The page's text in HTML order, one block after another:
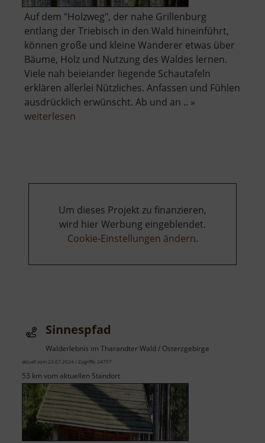
Auf dem "Holzweg", der nahe Grillenburg
entlang der Triebisch in den Wald hineinführt,
können große und kleine Wanderer etwas über
Bäume, Holz und Nutzung des Waldes lernen.
Viele nah beieiander liegende Schautafeln
erklären allerlei Nützliches. Anfassen und Fühlen
ausdrücklich erwünscht. Ab und an .. »
weiterlesen
Um dieses Projekt zu finanzieren,
wird hier Werbung eingeblendet.
Cookie-Einstellungen ändern.
Sinnespfad
Walderlebnis im Tharandter Wald / Osterzgebirge
aktuell vom 23.07.2024 / Zugriffe: 24757
53 km vom aktuellen Standort